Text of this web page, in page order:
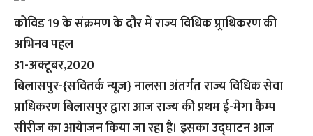
कोविड 19 के संक्रमण के दौर में राज्य विधिक प्र्राधिकरण की
अभिनव पहल
31-अक्टूबर,2020
बिलासपुर-{सवितर्क न्यूज़}नालसा अंतर्गत राज्य विधिक सेवा
प्राधिकरण बिलासपुर द्वारा आज राज्य की प्रथम ई-मेगा कैम्प
सीरीज का आयेाजन किया जा रहा है। इसका उद्घाटन आज